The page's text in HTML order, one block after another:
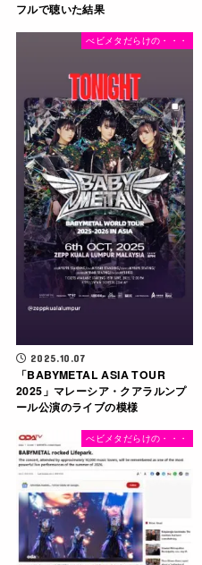
フルで聴いた結果
べビメタだらけの・・・
2025.10.07
「BABYMETAL ASIA TOUR
2025」マレーシア・クアラルンプ
ール公演のライブの模様
べビメタだらけの・・・